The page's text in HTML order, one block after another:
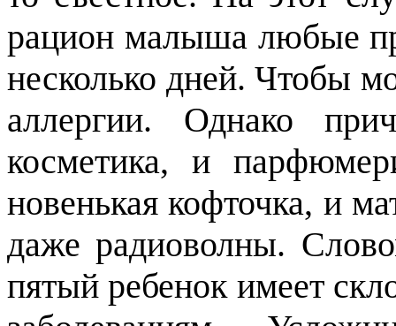
рацион малыша любые
несколько дней. Чтобы
аллергии. Однако
косметика, и
новенькая кофточка, и
даже радиоволны.
пятый ребенок имеет